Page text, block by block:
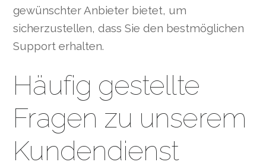
gewünschter Anbieter bietet, um
sicherzustellen, dass Sie den bestmöglichen
Support erhalten.
Häufig gestellte
Fragen zu unserem
Kundendienst